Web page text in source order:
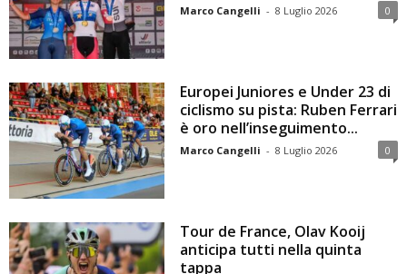
Marco Cangelli - 8 Luglio 2026 0
Europei Juniores e Under 23 di
ciclismo su pista: Ruben Ferrari
è oro nell’inseguimento...
Marco Cangelli - 8 Luglio 2026 0
Tour de France, Olav Kooij
anticipa tutti nella quinta
tappa